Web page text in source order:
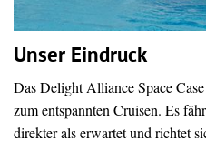
Unser Eindruck
Das Delight Alliance Space
zum entspannten Cruisen. Es
direkter als erwartet und richtet